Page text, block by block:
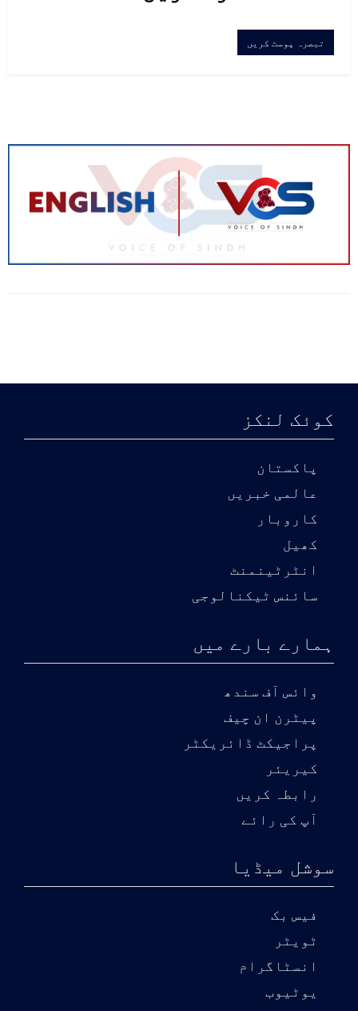
کوئک لنکز
پاکستان
عالمی خبریں
کاروبار
کھیل
انٹرٹینمنٹ
سائنس ٹیکنالوجی
ہمارے بارے میں
وائس آف سندھ
پیٹرن ان چیف
پراجیکٹ ڈائریکٹر
کیریئر
رابطہ کریں
آپ کی رائے
سوشل میڈیا
فیس بک
ٹویٹر
انسٹاگرام
یوٹیوب